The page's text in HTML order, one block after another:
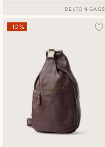
DELTON BAGS
-10%